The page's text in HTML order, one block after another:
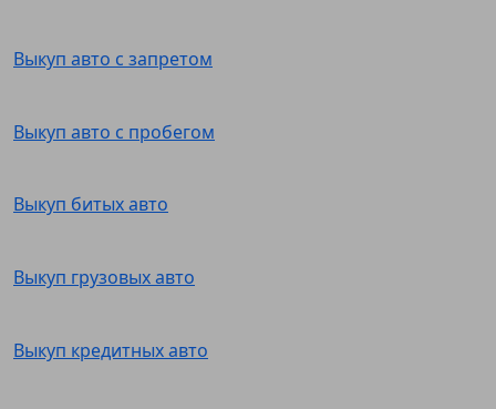
Выкуп авто с запретом
Выкуп авто с пробегом
Выкуп битых авто
Выкуп грузовых авто
Выкуп кредитных авто